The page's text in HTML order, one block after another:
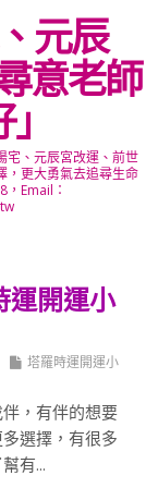
元辰
意老師
宅、元辰宮改運、前世
，更大勇氣去追尋生命
Email：
運開運小
塔羅時運開運小
，有伴的想要
選擇，有很多
有...